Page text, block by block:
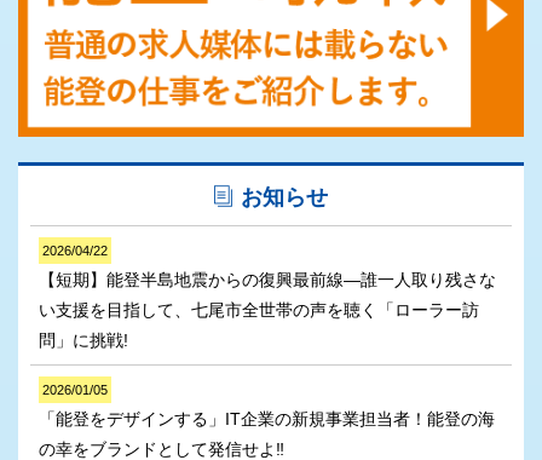
お知らせ
2026/04/22
【短期】能登半島地震からの復興最前線―誰一人取り残さな
い支援を目指して、七尾市全世帯の声を聴く「ローラー訪
問」に挑戦!
2026/01/05
「能登をデザインする」IT企業の新規事業担当者！能登の海
の幸をブランドとして発信せよ‼